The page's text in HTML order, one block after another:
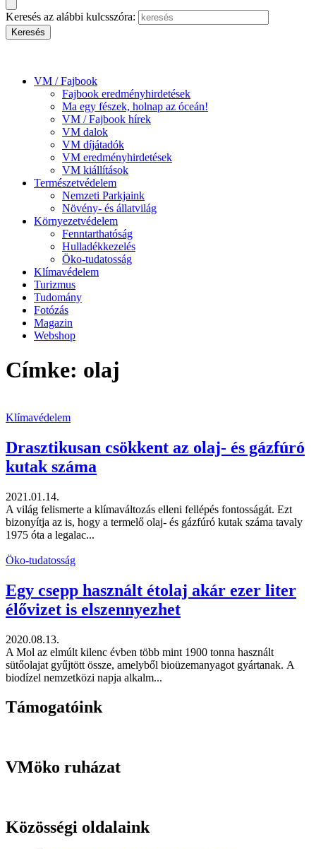
Keresés az alábbi kulcsszóra:
VM / Fajbook
Fajbook eredményhirdetések
Ma egy fészek, holnap az óceán!
VM / Fajbook hírek
VM dalok
VM díjátadók
VM eredményhirdetések
VM kiállítások
Természetvédelem
Nemzeti Parkjaink
Növény- és állatvilág
Környezetvédelem
Fenntarthatóság
Hulladékkezelés
Öko-tudatosság
Klímavédelem
Turizmus
Tudomány
Fotózás
Magazin
Webshop
Címke: olaj
Klímavédelem
Drasztikusan csökkent az olaj- és gázfúró
kutak száma
2021.01.14.
A világ felismerte a klímaváltozás elleni fellépés fontosságát. Ezt
bizonyítja az is, hogy a termelő olaj- és gázfúró kutak száma tavaly
1975 óta a legalac...
Öko-tudatosság
Egy csepp használt étolaj akár ezer liter
élővizet is elszennyezhet
2020.08.13.
A Mol az elmúlt kilenc évben több mint 1900 tonna használt
sütőolajat gyűjtött össze, amelyből bioüzemanyagot gyártanak. A
biodízel nemzetközi napja alkalm...
Támogatóink
VMöko ruházat
Közösségi oldalaink